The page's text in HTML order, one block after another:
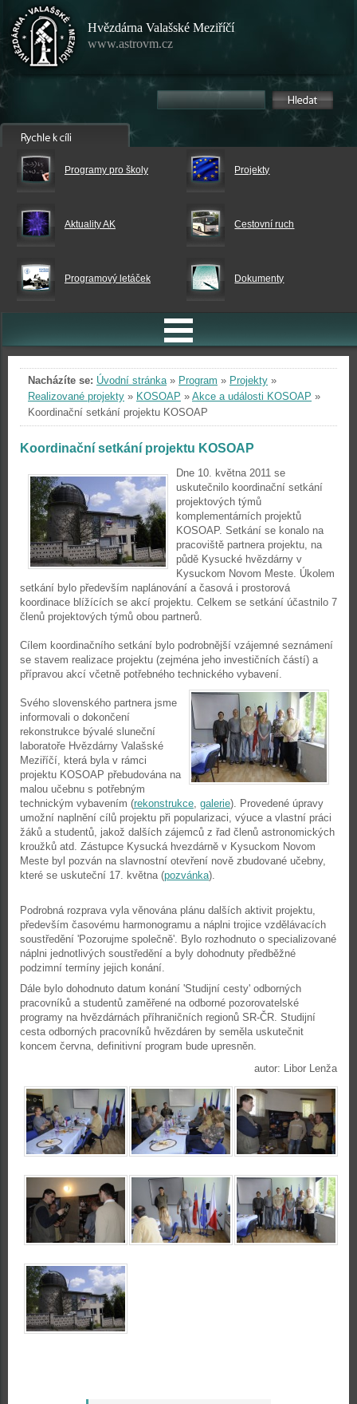
Hvězdárna Valašské Meziříčí
www.astrovm.cz
Programy pro školy Projekty
Aktuality AK Cestovní ruch
Programový letáček Dokumenty
Nacházíte se: Úvodní stránka» Program » Projekty »
Realizované projekty » KOSOAP » Akce a události KOSOAP »
Koordinační setkání projektu KOSOAP
Koordinační setkání projektu KOSOAP
Dne 10. května 2011 se
uskutečnilo koordinační setkání
projektových týmů
komplementárních projektů
KOSOAP. Setkání se konalo na
pracoviště partnera projektu, na
půdě Kysucké hvězdárny v
Kysuckom Novom Meste. Úkolem
setkání bylo především naplánování a časová i prostorová
koordinace blížících se akcí projektu. Celkem se setkání účastnilo 7
členů projektových týmů obou partnerů.
Cílem koordinačního setkání bylo podrobnější vzájemné seznámení
se stavem realizace projektu (zejména jeho investičních částí) a
přípravou akcí včetně potřebného technického vybavení.
Svého slovenského partnera jsme
informovali o dokončení
rekonstrukce bývalé sluneční
laboratoře Hvězdárny Valašské
Meziříčí, která byla v rámci
projektu KOSOAP přebudována na
malou učebnu s potřebným
technickým vybavením (rekonstrukce, galerie). Provedené úpravy
umožní naplnění cílů projektu při popularizaci, výuce a vlastní práci
žáků a studentů, jakož dalších zájemců z řad členů astronomických
kroužků atd. Zástupce Kysucká hvezdárně v Kysuckom Novom
Meste byl pozván na slavnostní otevření nově zbudované učebny,
které se uskuteční 17. května (pozvánka).
Podrobná rozprava vyla věnována plánu dalších aktivit projektu,
především časovému harmonogramu a náplni trojice vzdělávacích
soustředění 'Pozorujme společně'. Bylo rozhodnuto o specializované
náplni jednotlivých soustředění a byly dohodnuty předběžné
podzimní termíny jejich konání.
Dále bylo dohodnuto datum konání 'Studijní cesty' odborných
pracovníků a studentů zaměřené na odborné pozorovatelské
programy na hvězdárnách příhraničních regionů SR-ČR. Studijní
cesta odborných pracovníků hvězdáren by seměla uskutečnit
koncem června, definitivní program bude upresněn.
autor: Libor Lenža